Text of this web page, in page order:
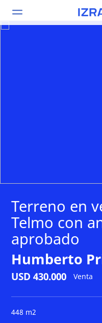
Terreno en
Telmo con
aprobado
Humberto
USD 430.000 Venta
448 m2